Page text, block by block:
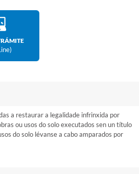
a restaurar a legalidade infrinxida por
ou usos do solo executados sen un título
do solo lévanse a cabo amparados por